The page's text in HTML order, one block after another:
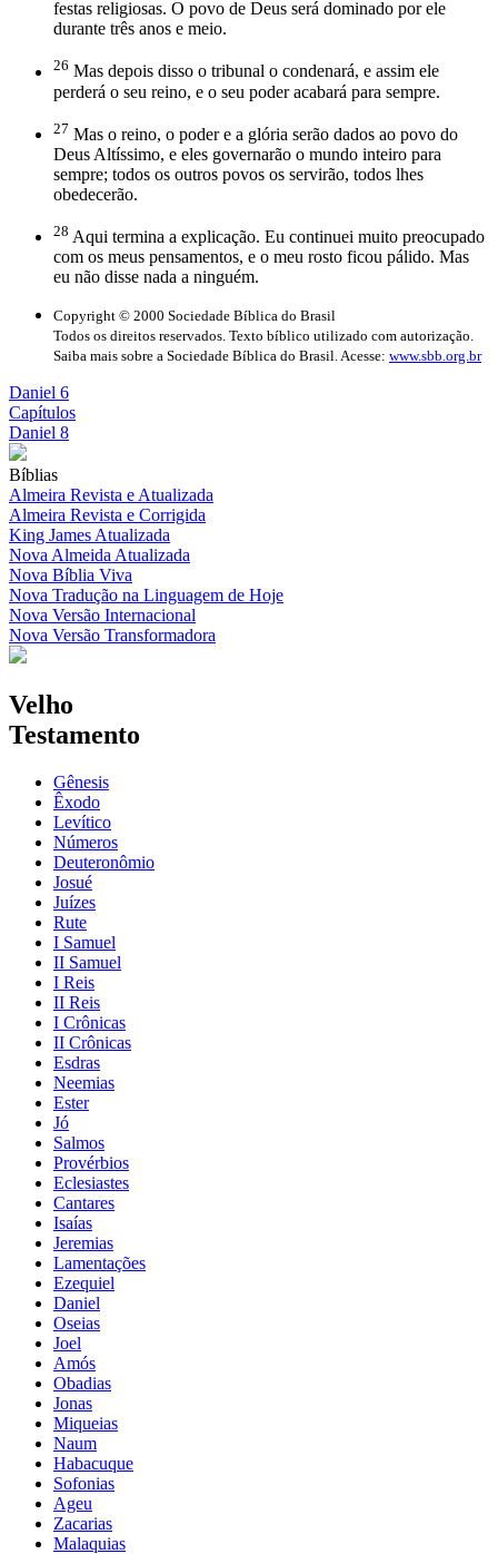
festas religiosas. O povo de Deus será dominado por ele
durante três anos e meio.
26 Mas depois disso o tribunal o condenará, e assim ele
perderá o seu reino, e o seu poder acabará para sempre.
27 Mas o reino, o poder e a glória serão dados ao povo do
Deus Altíssimo, e eles governarão o mundo inteiro para
sempre; todos os outros povos os servirão, todos lhes
obedecerão.
28 Aqui termina a explicação. Eu continuei muito preocupado
com os meus pensamentos, e o meu rosto ficou pálido. Mas
eu não disse nada a ninguém.
Copyright © 2000 Sociedade Bíblica do Brasil
Todos os direitos reservados. Texto bíblico utilizado com autorização.
Saiba mais sobre a Sociedade Bíblica do Brasil. Acesse: www.sbb.org.br
Daniel 6
Capítulos
Daniel 8
Bíblias
Almeira Revista e Atualizada
Almeira Revista e Corrigida
King James Atualizada
Nova Almeida Atualizada
Nova Bíblia Viva
Nova Tradução na Linguagem de Hoje
Nova Versão Internacional
Nova Versão Transformadora
Velho
Testamento
Gênesis
Êxodo
Levítico
Números
Deuteronômio
Josué
Juízes
Rute
I Samuel
II Samuel
I Reis
II Reis
I Crônicas
II Crônicas
Esdras
Neemias
Ester
Jó
Salmos
Provérbios
Eclesiastes
Cantares
Isaías
Jeremias
Lamentações
Ezequiel
Daniel
Oseias
Joel
Amós
Obadias
Jonas
Miqueias
Naum
Habacuque
Sofonias
Ageu
Zacarias
Malaquias